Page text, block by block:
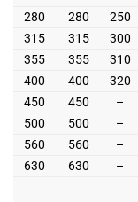
280
280 250
315
315 300
355
355 310
400
400 320
450
450 –
500
500 –
560
560 –
630
630 –